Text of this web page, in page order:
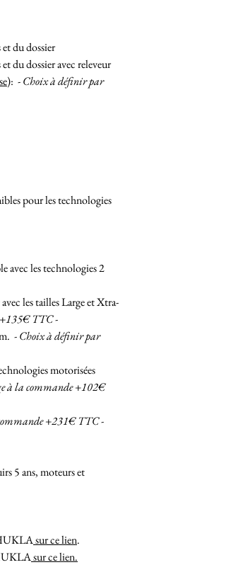
du dossier
du dossier avec releveur
: -Choix à définir par
pour les technologies
avec les technologies 2
les tailles Large et Xtra-
+135€ TTC -
- Choix à définir par
motorisées
à la commande +102€
+231€ TTC -
5 ans, moteurs et
sur ce lien.
sur ce lien.